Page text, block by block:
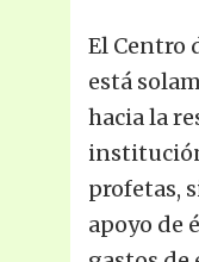
El Centro
está
hacia la
profetas,
apoyo de